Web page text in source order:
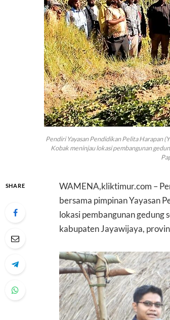
Pendiri Yayasan Pendidikan Pelita Harapan
Kobak meninjau lokasi pembangunan
SHARE
WAMENA,kliktimur.com –
bersama pimpinan Yayasan
lokasi pembangunan gedung
kabupaten Jayawijaya,